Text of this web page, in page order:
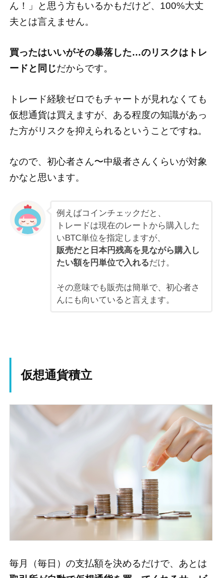
ん！」と思う方もいるかもだけど、100%大丈
夫とは言えません。
買ったはいいがその暴落した…のリスクはトレ
ードと同じだからです。
トレード経験ゼロでもチャートが見れなくても
仮想通貨は買えますが、ある程度の知識があっ
た方がリスクを抑えられるということですね。
なので、初心者さん〜中級者さんくらいが対象
かなと思います。
例えばコインチェックだと、
トレードは現在のレートから購入した
いBTC単位を指定しますが、
販売だと日本円残高を見ながら購入し
たい額を円単位で入れるだけ。
その意味でも販売は簡単で、初心者さ
んにも向いていると言えます。
仮想通貨積立
毎月（毎日）の支払額を決めるだけで、あとは